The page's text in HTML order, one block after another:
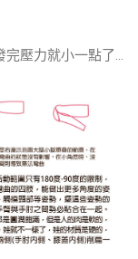
壓力就小一點了...